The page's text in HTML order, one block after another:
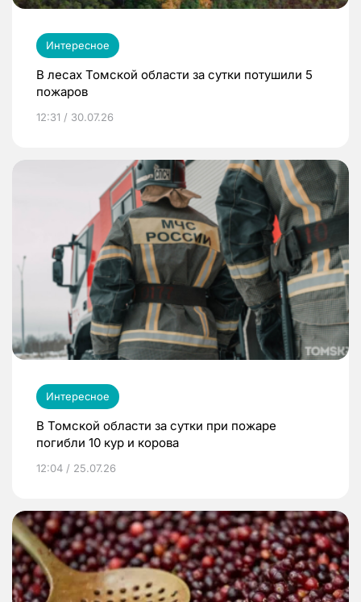
Интересное
В лесах Томской области за сутки потушили 5
пожаров
12:31 / 30.07.26
Интересное
В Томской области за сутки при пожаре
погибли 10 кур и корова
12:04 / 25.07.26